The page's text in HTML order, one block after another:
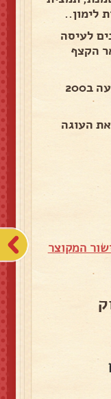
לימון..
לעיסה
הקצף
לשמן תבנית ולאפות חצי שעה ב200
העוגה
המקוצר